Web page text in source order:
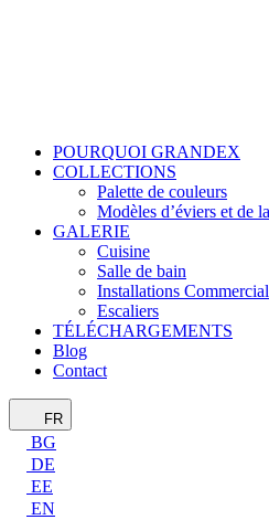
POURQUOI GRANDEX
COLLECTIONS
Palette de couleurs
Modèles d’éviers et de
GALERIE
Cuisine
Salle de bain
Installations
Escaliers
TÉLÉCHARGEMENTS
Blog
Contact
FR
BG
DE
EE
EN